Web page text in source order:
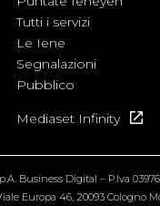
Tutti i servizi
Le Iene
Segnalazioni
Pubblico
Mediaset Infinity
Business Digital – P.Iva
Europa 46, 20093 Cologno